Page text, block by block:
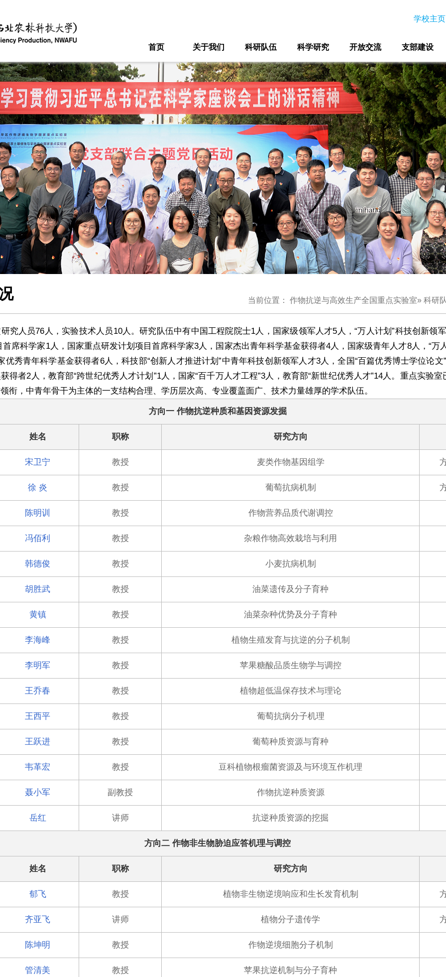
学校主页
首页 关于我们 科研队伍 科学研究 开放交流 支部建设
当前位置： 作物抗逆与高效生产全国重点实验室» 科研
究人员76人，实验技术人员10人。研究队伍中有中国工程院院士1人，国家级领军人才5人，“万人计划”科技创新领
首席科学家1人，国家重点研发计划项目首席科学家3人，国家杰出青年科学基金获得者4人，国家级青年人才8人，“万
优秀青年科学基金获得者6人，科技部“创新人才推进计划”中青年科技创新领军人才3人，全国“百篇优秀博士学位论文
得者2人，教育部“跨世纪优秀人才计划”1人，国家“百千万人才工程”3人，教育部“新世纪优秀人才”14人。重点实验
衔，中青年骨干为主体的一支结构合理、学历层次高、专业覆盖面广、技术力量雄厚的学术队伍。
方向一 作物抗逆种质和基因资源发掘
姓名 职称 研究方向
宋卫宁 教授 麦类作物基因组学
徐 炎 教授 葡萄抗病机制
陈明训 教授 作物营养品质代谢调控
冯佰利 教授 杂粮作物高效栽培与利用
韩德俊 教授 小麦抗病机制
胡胜武 教授 油菜遗传及分子育种
黄镇 教授 油菜杂种优势及分子育种
李海峰 教授 植物生殖发育与抗逆的分子机制
李明军 教授 苹果糖酸品质生物学与调控
王乔春 教授 植物超低温保存技术与理论
王西平 教授 葡萄抗病分子机理
王跃进 教授 葡萄种质资源与育种
韦革宏 教授 豆科植物根瘤菌资源及与环境互作机理
聂小军 副教授 作物抗逆种质资源
岳红 讲师 抗逆种质资源的挖掘
方向二 作物非生物胁迫应答机理与调控
姓名 职称 研究方向
郁飞 教授 植物非生物逆境响应和生长发育机制
齐亚飞 讲师 植物分子遗传学
陈坤明 教授 作物逆境细胞分子机制
管清美 教授 苹果抗逆机制与分子育种